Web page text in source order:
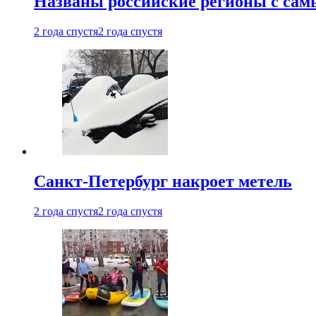
2 года спустя2 года спустя
Санкт-Петербург накроет метель
2 года спустя2 года спустя